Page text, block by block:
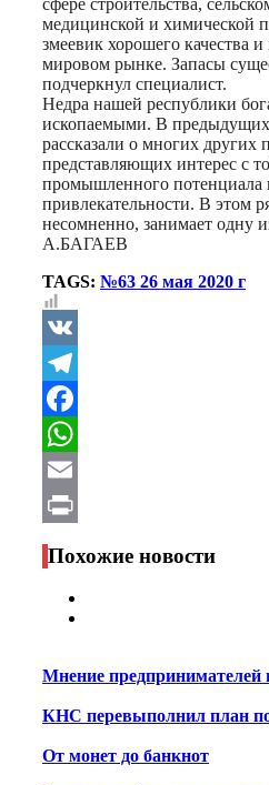
медицинской и химической
змеевик хорошего качества
мировом рынке. Запасы
подчеркнул специалист.
Недра нашей республики
ископаемыми. В
рассказали о многих других
представляющих интерес с
промышленного потенциала
привлекательности. В этом
несомненно, занимает одну
А.БАГАЕВ
TAGS: №63 26 мая 2020 г
VK
Telegram
Facebook
WhatsApp
Email
Print
Похожие новости
Мнение предпринимателей
КНС перевыполнил план
От монет до банкнот